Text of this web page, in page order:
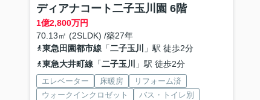
ディアナコート二子玉川園 6階
1億2,800万円
70.13㎡ (2SLDK) /築27年
東急田園都市線「二子玉川
」駅 徒歩2分
東急大井町線「二子玉川 」駅 徒歩2分
エレベーター 床暖房
リフォーム済
ウォークインクロゼット
バス・トイレ別